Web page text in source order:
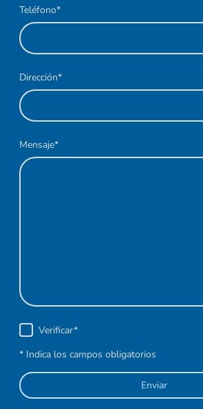
Teléfono*
Dirección*
Mensaje*
Verificar*
* Indica los campos obligatorios
Enviar